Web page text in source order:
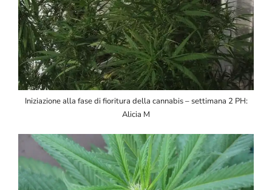
Iniziazione alla fase di fioritura della cannabis – settimana 2 PH:
Alicia M